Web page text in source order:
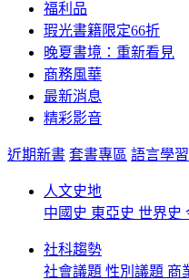
福利品
瑕光書籍限定66折
晚夏書境：重新看見
商務風華
最新消息
精彩影音
近期新書 套書專區 語言學習
人文史地
中國史 東亞史 世界史
社科趨勢
社會議題 性別議題 商